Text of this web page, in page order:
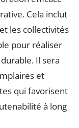
Cela inclut
les collectivités
pour réaliser
Il sera
et
qui favorisent
à long